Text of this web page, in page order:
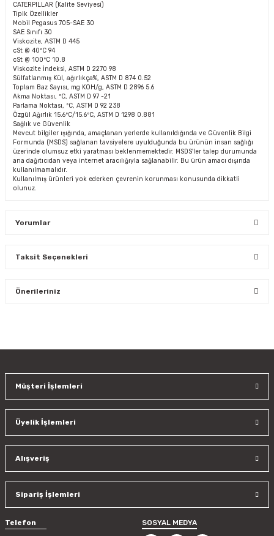
CATERPILLAR (Kalite Seviyesi)
Tipik Özellikler
Mobil Pegasus 705-SAE 30
SAE Sınıfı 30
Viskozite, ASTM D 445
cSt @ 40ºC 94
cSt @ 100ºC 10.8
Viskozite İndeksi, ASTM D 2270 98
Sülfatlanmış Kül, ağırlıkça%, ASTM D 874 0.52
Toplam Baz Sayısı, mg KOH/g, ASTM D 2896 5.6
Akma Noktası, ºC, ASTM D 97 -21
Parlama Noktası, ºC, ASTM D 92 238
Özgül Ağırlık 15.6ºC/15.6ºC, ASTM D 1298 0.881
Sağlık ve Güvenlik
Mevcut bilgiler ışığında, amaçlanan yerlerde kullanıldığında ve Güvenlik Bilgi
Formunda (MSDS) sağlanan tavsiyelere uyulduğunda bu ürünün insan sağlığı
üzerinde olumsuz etki yaratması beklenmemektedir. MSDS'ler talep durumunda
ana dağıtıcıdan veya internet aracılığıyla sağlanabilir. Bu ürün amacı dışında
kullanılmamalıdır.
Kullanılmış ürünleri yok ederken çevrenin korunması konusunda dikkatli
olunuz.
Yorumlar
Taksit Seçenekleri
Önerileriniz
Ürün resmi kalitesiz, bozuk veya görüntülenemiyor.
Ürün bilgilerinde hatalar bulunuyor.
Bu ürüne benzer farklı alternatifler olmalı.
Müşteri İşlemleri
Üyelik İşlemleri
Alışveriş
Sipariş İşlemleri
Telefon SOSYAL MEDYA